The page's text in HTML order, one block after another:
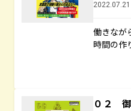
働きなが
時間の作
０２